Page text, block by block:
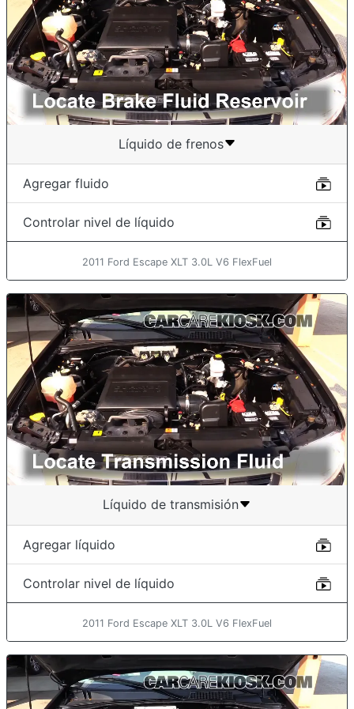
Líquido de frenos
Agregar fluido
Controlar nivel de líquido
2011 Ford Escape XLT 3.0L V6 FlexFuel
Líquido de transmisión
Agregar líquido
Controlar nivel de líquido
2011 Ford Escape XLT 3.0L V6 FlexFuel